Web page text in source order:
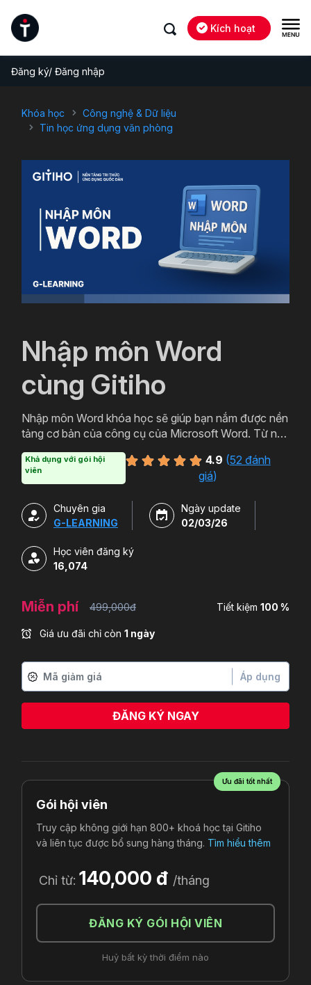
Kích hoạt
Đăng ký/ Đăng nhập
Khóa học
Công nghệ & Dữ liệu
Tin học ứng dụng văn phòng
Nhập môn Word
cùng Gitiho
Nhập môn Word khóa học sẽ giúp bạn nắm được nền
tảng cơ bản của công cụ của Microsoft Word. Từ nên
soạn thảo các loại văn bản từ cơ bản đến văn bản
hành chính, thậm chí cả các loại văn bản chuyên
Gitiho ngay hôm nay nào.
Khả dụng với gói hội
viên
4.9 (52 đánh
giá)
Chuyên gia
G-LEARNING
Ngày update
02/03/26
Học viên đăng ký
16,074
Miễn phí 499,000đ Tiết kiệm 100 %
Giá ưu đãi chỉ còn 1 ngày
Áp dụng
ĐĂNG KÝ NGAY
Ưu đãi tốt nhất
Gói hội viên
Truy cập không giới hạn 800+ khoá học tại Gitiho
và liên tục được bổ sung hàng tháng. Tìm hiểu thêm
Chỉ từ: 140,000 đ /tháng
ĐĂNG KÝ GÓI HỘI VIÊN
Huỷ bất kỳ thời điểm nào